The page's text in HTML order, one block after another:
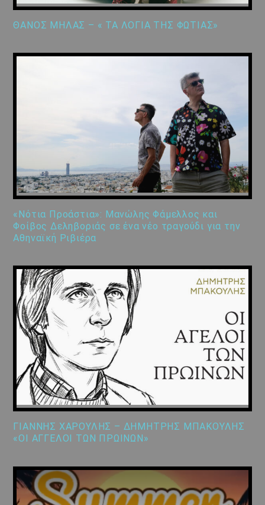
ΘΑΝΟΣ ΜΗΛΑΣ – « ΤΑ ΛΟΓΙΑ ΤΗΣ ΦΩΤΙΑΣ»
«Νότια Προάστια»: Μανώλης Φάμελλος και
Φοίβος Δεληβοριάς σε ένα νέο τραγούδι για την
Αθηναϊκή Ριβιέρα
ΓΙΑΝΝΗΣ ΧΑΡΟΥΛΗΣ – ΔΗΜΗΤΡΗΣ ΜΠΑΚΟΥΛΗΣ
«ΟΙ ΑΓΓΕΛΟΙ ΤΩΝ ΠΡΩΙΝΩΝ»